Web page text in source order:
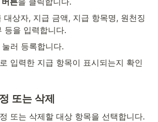
대상자, 지급 금액, 지급 항목명, 원천징
등을 입력합니다.
러 등록합니다.
입력한 지급 항목이 표시되는지 확인
또는 삭제
또는 삭제할 대상 항목을 선택합니다.